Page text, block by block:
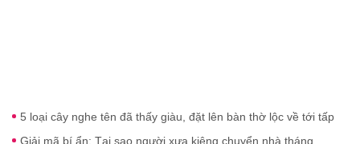
5 loại cây nghe tên đã thấy giàu, đặt lên bàn thờ lộc về tới tấp
Giải mã bí ẩn: Tại sao người xưa kiêng chuyển nhà tháng